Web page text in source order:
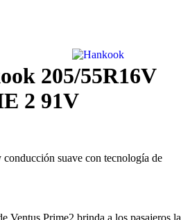
205/55R16V
2 91V
suave con tecnología de
Ventus Prime2 brinda a los pasajeros la